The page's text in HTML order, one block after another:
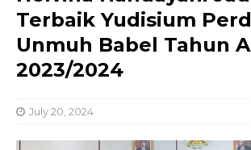
Terbaik Yudisium
Unmuh Babel Tahun
2023/2024
July 20, 2024